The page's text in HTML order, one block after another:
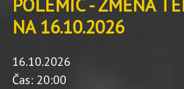
NA 16.10.2026
16.10.2026
Čas: 20:00